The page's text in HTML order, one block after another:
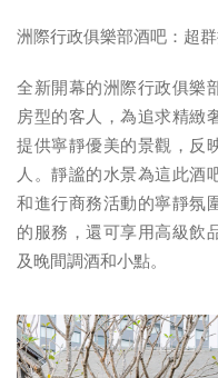
洲際行政俱樂部酒吧：超
全新開幕的洲際行政俱樂
房型的客人，為追求精緻
提供寧靜優美的景觀，反
人。靜謐的水景為這此酒
和進行商務活動的寧靜氛
的服務，還可享用高級飲
及晚間調酒和小點。